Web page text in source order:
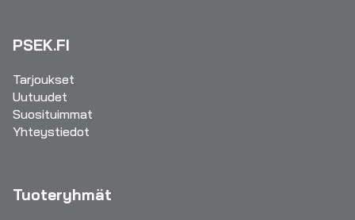
PSEK.FI
Tarjoukset
Uutuudet
Suosituimmat
Yhteystiedot
Tuoteryhmät